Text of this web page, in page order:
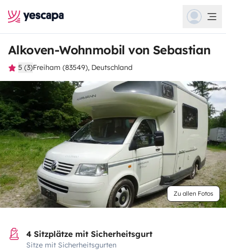
Alkoven-Wohnmobil von Sebastian
5 (3)Freiham (83549), Deutschland
Zu allen Fotos
4 Sitzplätze mit Sicherheitsgurt
Sitze mit Sicherheitsgurten